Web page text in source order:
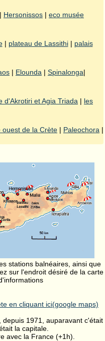
| Hersonissos | eco musée
| plateau de Lassithi| palais
| Elounda | Spinalonga|
d'Akrotiri et Agia Triada | les
ouest de la Crète | Paleochora |
stations balnéaires, ainsi que
sur l'endroit désiré de la carte
en cliquant ici(google maps)
1971, auparavant c'était
la capitale.
avec la France (+1h).